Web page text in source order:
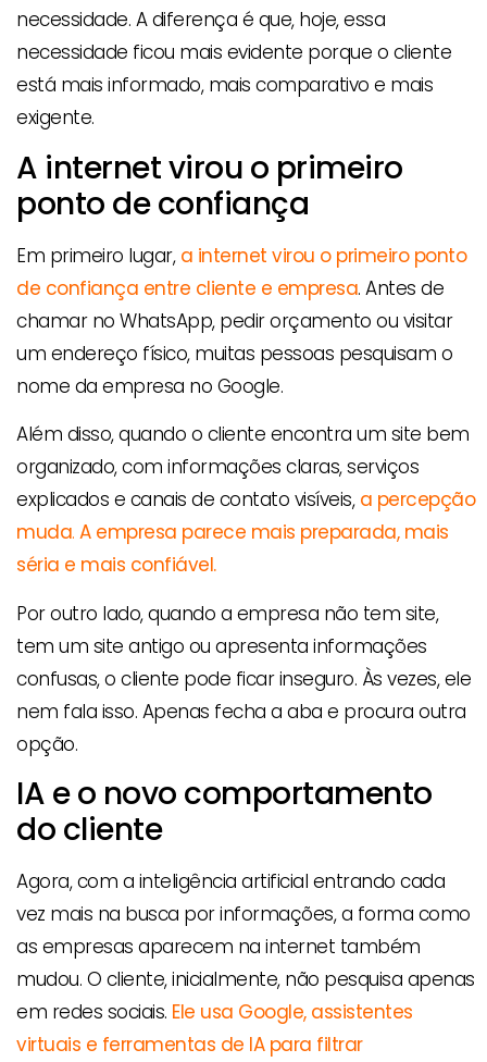
necessidade. A diferença é que, hoje, essa
necessidade ficou mais evidente porque o cliente
está mais informado, mais comparativo e mais
exigente.
A internet virou o primeiro
ponto de confiança
Em primeiro lugar, a internet virou o primeiro ponto
de confiança entre cliente e empresa. Antes de
chamar no WhatsApp, pedir orçamento ou visitar
um endereço físico, muitas pessoas pesquisam o
nome da empresa no Google.
Além disso, quando o cliente encontra um site bem
organizado, com informações claras, serviços
explicados e canais de contato visíveis, a percepção
muda. A empresa parece mais preparada, mais
séria e mais confiável.
Por outro lado, quando a empresa não tem site,
tem um site antigo ou apresenta informações
confusas, o cliente pode ficar inseguro. Às vezes, ele
nem fala isso. Apenas fecha a aba e procura outra
opção.
IA e o novo comportamento
do cliente
Agora, com a inteligência artificial entrando cada
vez mais na busca por informações, a forma como
as empresas aparecem na internet também
mudou. O cliente, inicialmente, não pesquisa apenas
em redes sociais. Ele usa Google, assistentes
virtuais e ferramentas de IA para filtrar